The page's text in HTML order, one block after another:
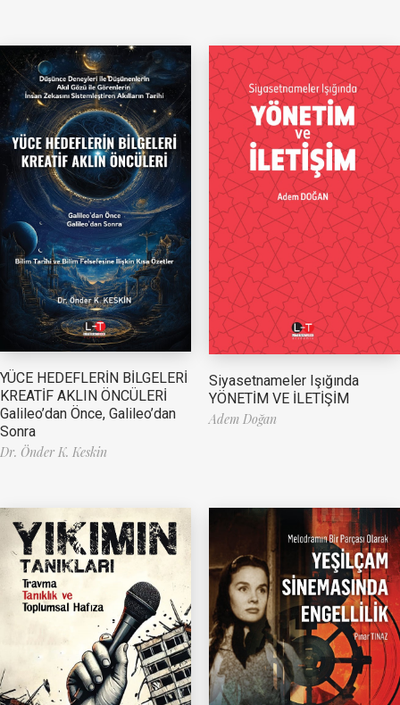
YÜCE HEDEFLERİN BİLGELERİ
KREATİF AKLIN ÖNCÜLERİ
Galileo’dan Önce, Galileo’dan
Sonra
Dr. Önder K. Keskin
Siyasetnameler Işığında
YÖNETİM VE İLETİŞİM
Adem Doğan